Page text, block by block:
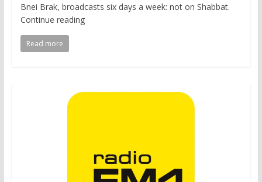
Bnei Brak, broadcasts six days a week: not on Shabbat.
Continue reading
Read more